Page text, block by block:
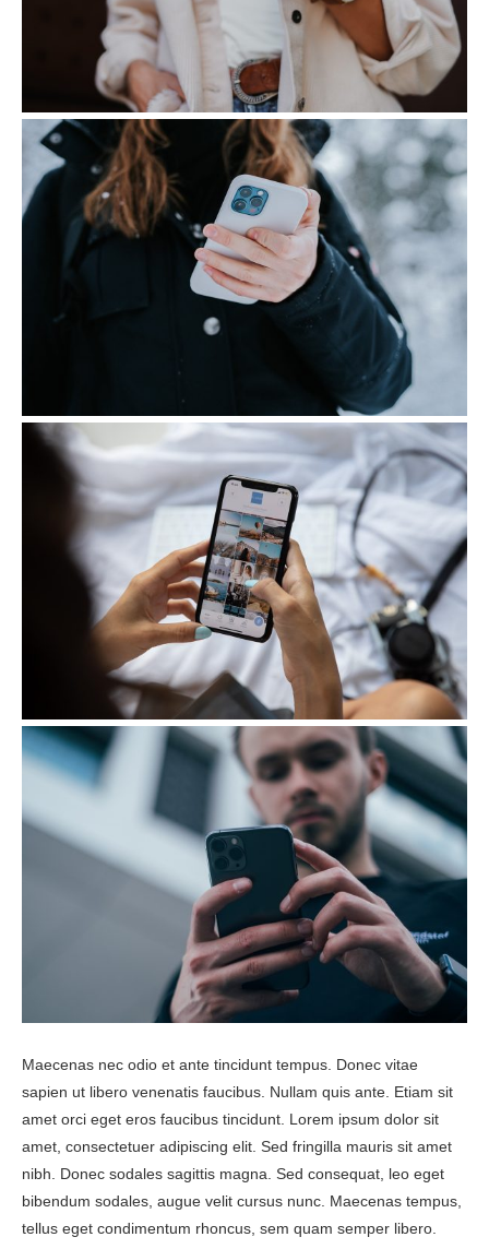
Maecenas nec odio et ante tincidunt tempus. Donec vitae
sapien ut libero venenatis faucibus. Nullam quis ante. Etiam sit
amet orci eget eros faucibus tincidunt. Lorem ipsum dolor sit
amet, consectetuer adipiscing elit. Sed fringilla mauris sit amet
nibh. Donec sodales sagittis magna. Sed consequat, leo eget
bibendum sodales, augue velit cursus nunc. Maecenas tempus,
tellus eget condimentum rhoncus, sem quam semper libero.